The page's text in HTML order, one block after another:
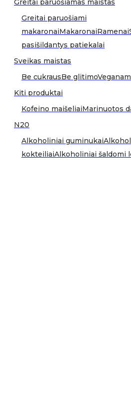
Greitai paruošiamas maistas
Greitai paruošiami
makaronaiMakaronaiRamenai
pasišildantys patiekalai
Sveikas maistas
Be cukrausBe glitimo
Kiti produktai
Kofeino maišeliaiMarinuotos
N20
Alkoholiniai guminukai
kokteiliaiAlkoholiniai šaldomi